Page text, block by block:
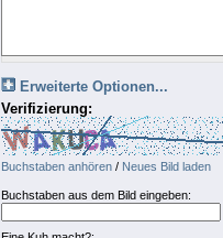
Erweiterte Optionen...
Verifizierung:
Buchstaben anhören/ Neues Bild laden
Buchstaben aus dem Bild eingeben: